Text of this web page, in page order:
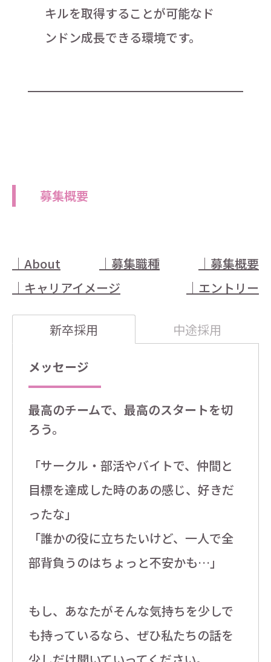
キルを取得することが可能なド
ンドン成長できる環境です。
募集概要
｜About ｜ 募集職種 ｜ 募集概要
｜ キャリアイメージ ｜ エントリー
新卒採用 中途採用
メッセージ
最高のチームで、最高のスタートを切
ろう。
「サークル・部活やバイトで、仲間と
目標を達成した時のあの感じ、好きだ
ったな」
「誰かの役に立ちたいけど、一人で全
部背負うのはちょっと不安かも…」
もし、あなたがそんな気持ちを少しで
も持っているなら、ぜひ私たちの話を